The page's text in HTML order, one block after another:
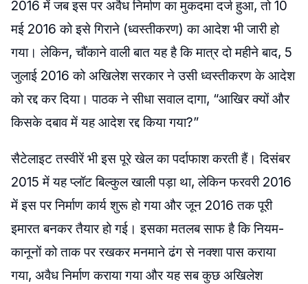
2016 में जब इस पर अवैध निर्माण का मुकदमा दर्ज हुआ, तो 10
मई 2016 को इसे गिराने (ध्वस्तीकरण) का आदेश भी जारी हो
गया। लेकिन, चौंकाने वाली बात यह है कि मात्र दो महीने बाद, 5
जुलाई 2016 को अखिलेश सरकार ने उसी ध्वस्तीकरण के आदेश
को रद्द कर दिया। पाठक ने सीधा सवाल दागा, “आखिर क्यों और
किसके दबाव में यह आदेश रद्द किया गया?”
सैटेलाइट तस्वीरें भी इस पूरे खेल का पर्दाफाश करती हैं। दिसंबर
2015 में यह प्लॉट बिल्कुल खाली पड़ा था, लेकिन फरवरी 2016
में इस पर निर्माण कार्य शुरू हो गया और जून 2016 तक पूरी
इमारत बनकर तैयार हो गई। इसका मतलब साफ है कि नियम-
कानूनों को ताक पर रखकर मनमाने ढंग से नक्शा पास कराया
गया, अवैध निर्माण कराया गया और यह सब कुछ अखिलेश